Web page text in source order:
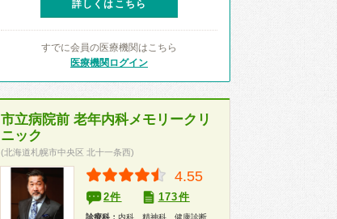
詳しくはこちら
すでに会員の医療機関はこちら
医療機関ログイン
市立病院前 老年内科メモリークリ
ニック
(北海道札幌市中央区 北十一条西)
4.55
2件 173件
診療科： 内科、精神科、健康診断